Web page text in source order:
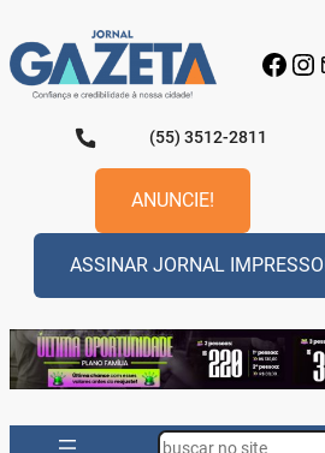
para
o
conteúdo
(55) 3512-2811
ANUNCIE!
ASSINAR JORNAL
Search